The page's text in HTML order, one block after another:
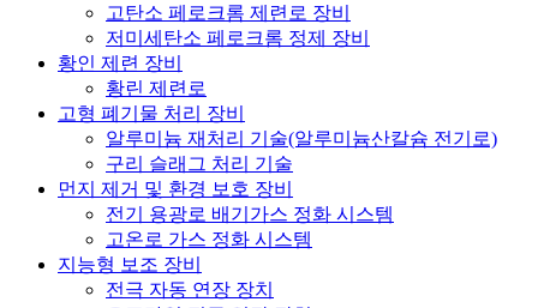
고탄소 페로크롬 제련로 장비
저미세탄소 페로크롬 정제 장비
황인 제련 장비
황린 제련로
고형 폐기물 처리 장비
알루미늄 재처리 기술(알루미늄산칼슘 전기로)
구리 슬래그 처리 기술
먼지 제거 및 환경 보호 장비
전기 용광로 배기가스 정화 시스템
고온로 가스 정화 시스템
지능형 보조 장비
전극 자동 연장 장치